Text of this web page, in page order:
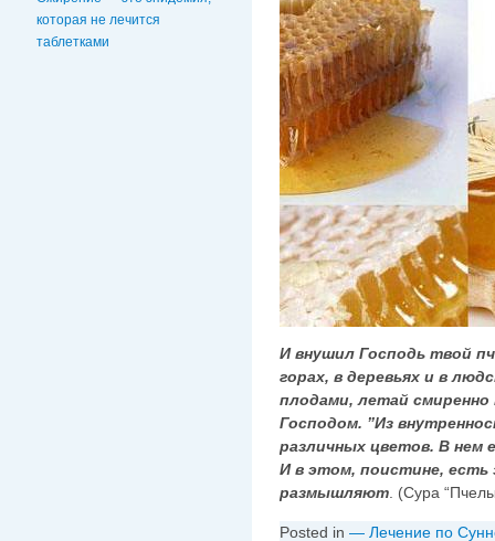
которая не лечится
таблетками
И внушил Господь твой
горах, в деревьях и в
плодами, летай
Господом. ”Из
различных цветов. В нем
И в этом, поистине, есть
размышляют. (Сура
Posted in — Лечение по